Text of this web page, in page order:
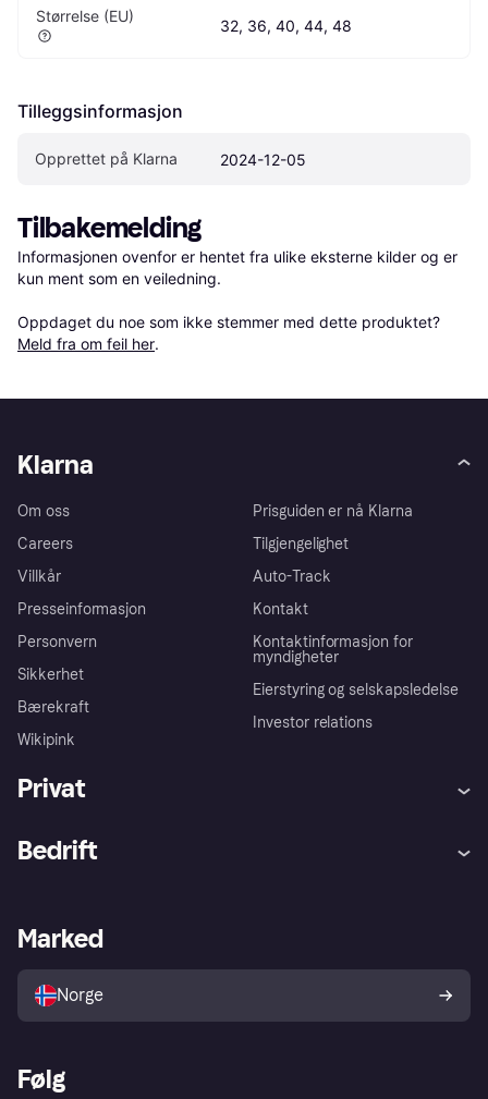
Størrelse (EU)
32, 36, 40, 44, 48
Tilleggsinformasjon
Opprettet på Klarna 2024-12-05
Tilbakemelding
Informasjonen ovenfor er hentet fra ulike eksterne kilder og er
kun ment som en veiledning.
Oppdaget du noe som ikke stemmer med dette produktet?
Meld fra om feil her.
Klarna
Om oss
Careers
Villkår
Presseinformasjon
Personvern
Sikkerhet
Bærekraft
Wikipink
Prisguiden er nå Klarna
Tilgjengelighet
Auto-Track
Kontakt
Kontaktinformasjon for
myndigheter
Eierstyring og selskapsledelse
Investor relations
Privat
Utforsk butikker
Bedrift
Merchant portal
Marked
Norge
Følg